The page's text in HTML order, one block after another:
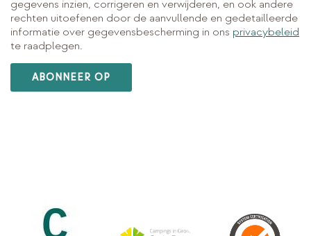
gegevens inzien, corrigeren en verwijderen, en ook andere
rechten uitoefenen door de aanvullende en gedetailleerde
informatie over gegevensbescherming in ons privacybeleid
te raadplegen.
ABONNEER OP